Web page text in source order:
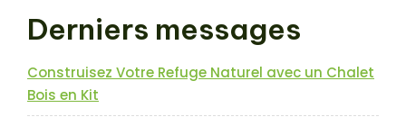
Derniers messages
Construisez Votre Refuge Naturel avec un Chalet
Bois en Kit